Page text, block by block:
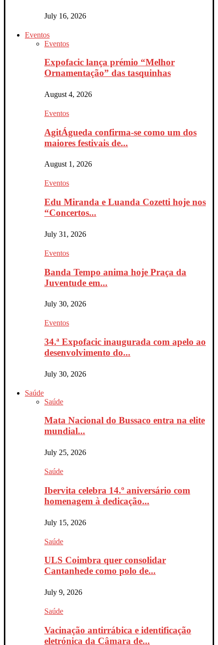
July 16, 2026
Eventos
Eventos
Expofacic lança prémio “Melhor
Ornamentação” das tasquinhas
August 4, 2026
Eventos
AgitÁgueda confirma-se como um dos
maiores festivais de...
August 1, 2026
Eventos
Edu Miranda e Luanda Cozetti hoje nos
“Concertos...
July 31, 2026
Eventos
Banda Tempo anima hoje Praça da
Juventude em...
July 30, 2026
Eventos
34.ª Expofacic inaugurada com apelo ao
desenvolvimento do...
July 30, 2026
Saúde
Saúde
Mata Nacional do Bussaco entra na elite
mundial...
July 25, 2026
Saúde
Ibervita celebra 14.º aniversário com
homenagem à dedicação...
July 15, 2026
Saúde
ULS Coimbra quer consolidar
Cantanhede como polo de...
July 9, 2026
Saúde
Vacinação antirrábica e identificação
eletrónica da Câmara de...